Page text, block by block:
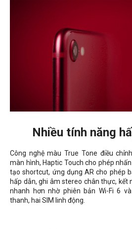
Nhiều tính năng
Công nghệ màu True Tone điều
màn hình, Haptic Touch cho phép
tạo shortcut, ứng dụng AR cho phép
hấp dẫn, ghi âm stereo chân thực, kết
nhanh hơn nhờ phiên bản Wi-Fi 6
thanh, hai SIM linh động.